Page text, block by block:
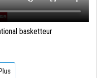
basketteur